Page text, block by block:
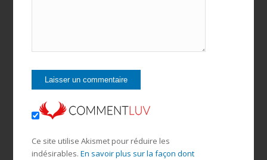
Ce site utilise Akismet pour réduire les
indésirables. En savoir plus sur la façon dont